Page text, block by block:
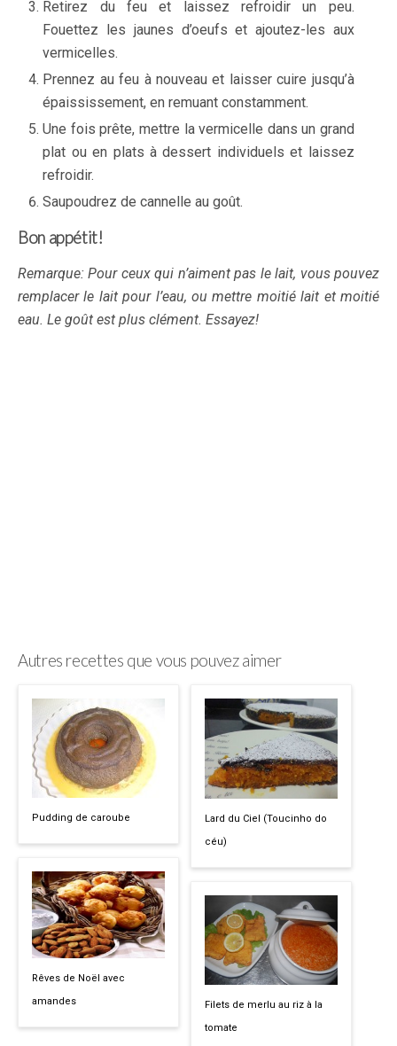
Retirez du feu et laissez refroidir un peu.
Fouettez les jaunes d’oeufs et ajoutez-les aux
vermicelles.
Prennez au feu à nouveau et laisser cuire jusqu’à
épaississement,en remuant constamment.
Une fois prête, mettre la vermicelle dans un grand
plat ou en plats à dessert individuels et laissez
refroidir.
Saupoudrez de cannelle au goût.
Bon appétit!
Remarque: Pour ceux qui n’aiment pas le lait, vous pouvez
remplacer le lait pour l’eau, ou mettre moitié lait et moitié
eau. Le goût est plus clément. Essayez!
Autres recettes que vous pouvez aimer
Pudding de caroube
Rêves de Noël avec
amandes
Lard du Ciel (Toucinho do
céu)
Filets de merlu au riz à la
tomate